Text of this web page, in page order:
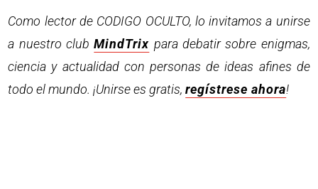
Como lector de CODIGO OCULTO, lo invitamos a unirse
a nuestro clubMindTrix para debatir sobre enigmas,
ciencia y actualidad con personas de ideas afines de
todo el mundo. ¡Unirse es gratis,regístrese ahora!